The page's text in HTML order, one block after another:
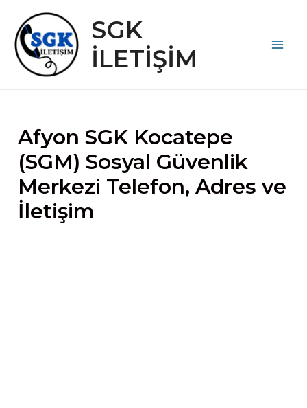
atla
SGK
İLETİŞİM
Afyon SGK Kocatepe
(SGM) Sosyal Güvenlik
Merkezi Telefon, Adres ve
İletişim